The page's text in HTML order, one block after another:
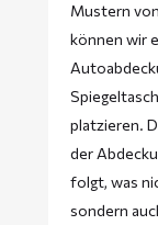
Mustern
können wir
platzieren.
der
folgt, was
sondern